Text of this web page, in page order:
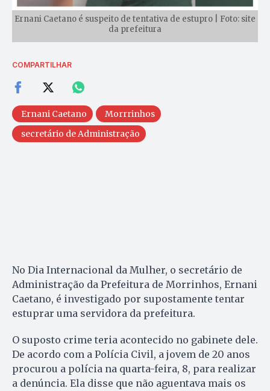
Ernani Caetano é suspeito de tentativa de estupro | Foto: site
da prefeitura
COMPARTILHAR
Ernani Caetano
Morrrinhos
secretário de Administração
No Dia Internacional da Mulher, o secretário de
Administração da Prefeitura de Morrinhos, Ernani
Caetano, é investigado por supostamente tentar
estuprar uma servidora da prefeitura.
O suposto crime teria acontecido no gabinete dele.
De acordo com a Polícia Civil, a jovem de 20 anos
procurou a polícia na quarta-feira, 8, para realizar
a denúncia. Ela disse que não aguentava mais os